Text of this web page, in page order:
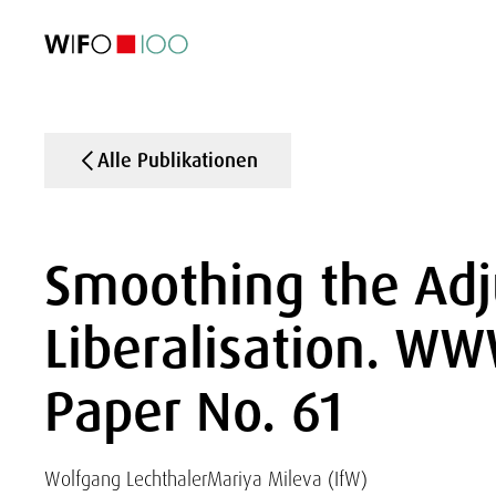
Alle Publikationen
Smoothing the
Liberalisation.
Paper No. 61
Wolfgang LechthalerMariya Mileva (IfW)